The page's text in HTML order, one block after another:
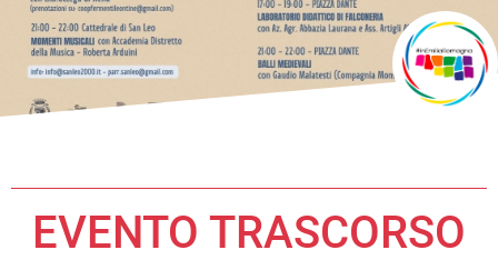
EVENTO TRASCORSO